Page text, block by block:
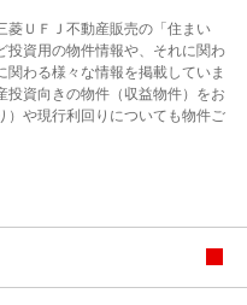
菱ＵＦＪ不動産販売の「住まい
投資用の物件情報や、それに関わ
わる様々な情報を掲載していま
投資向きの物件（収益物件）をお
）や現行利回りについても物件ご